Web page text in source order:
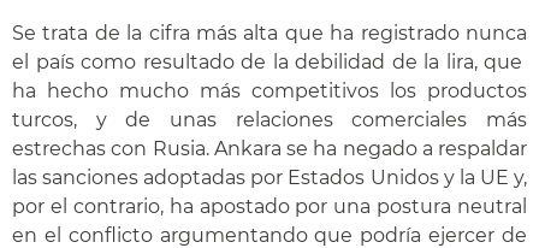
Se trata de la cifra más alta que ha registrado nunca
el país como resultado de la debilidad de la lira, que
ha hecho mucho más competitivos los productos
turcos, y de unas relaciones comerciales más
estrechas con Rusia. Ankara se ha negado a respaldar
las sanciones adoptadas por Estados Unidos y la UE y,
por el contrario, ha apostado por una postura neutral
en el conflicto argumentando que podría ejercer de